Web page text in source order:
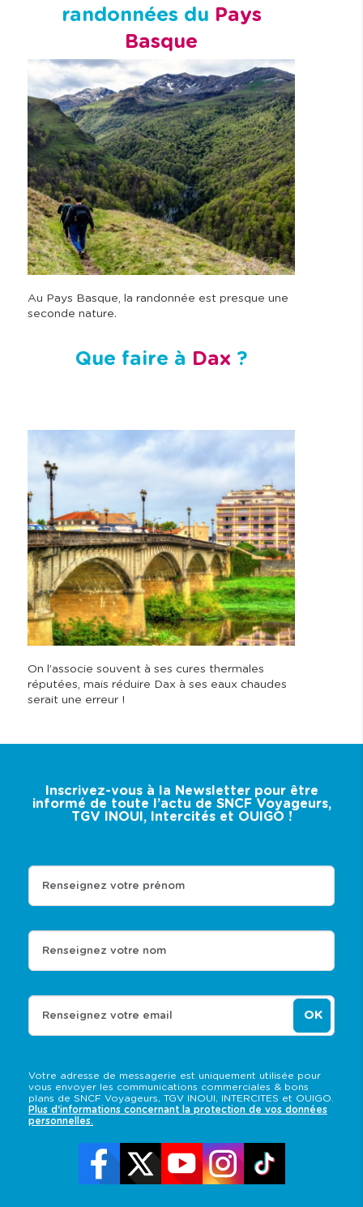
randonnées du Pays
Basque
Au Pays Basque, la randonnée est presque une
seconde nature.
Que faire à Dax ?
On l’associe souvent à ses cures thermales
réputées, mais réduire Dax à ses eaux chaudes
serait une erreur !
Inscrivez-vous à la Newsletter pour être
informé de toute l’actu de SNCF Voyageurs,
TGV INOUI, Intercités et OUIGO !
Votre adresse de messagerie est uniquement utilisée pour
vous envoyer les communications commerciales & bons
plans de SNCF Voyageurs, TGV INOUI, INTERCITES et OUIGO.
Plus d'informations concernant la protection de vos données
personnelles.
Renseignez votre prénom
Renseignez votre nom
Renseignez votre email OK